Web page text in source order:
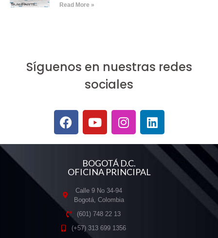
Read More »
Síguenos en nuestras redes
sociales
BOGOTÁ D.C.
OFICINA PRINCIPAL
Calle 9 No 34-94
Bogotá, Colombia
(601) 748 22 13
(+57) 313 699 1356